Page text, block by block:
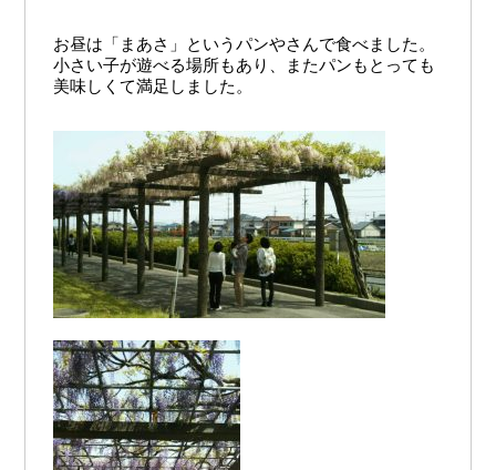
お昼は「まあさ」というパンやさんで食べました。
小さい子が遊べる場所もあり、またパンもとっても
美味しくて満足しました。